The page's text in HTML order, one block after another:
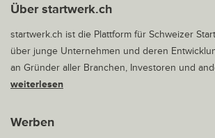
Über startwerk.ch
startwerk.ch ist die Plattform für Schweizer
über junge Unternehmen und deren
an Gründer aller Branchen, Investoren und
weiterlesen
Werben